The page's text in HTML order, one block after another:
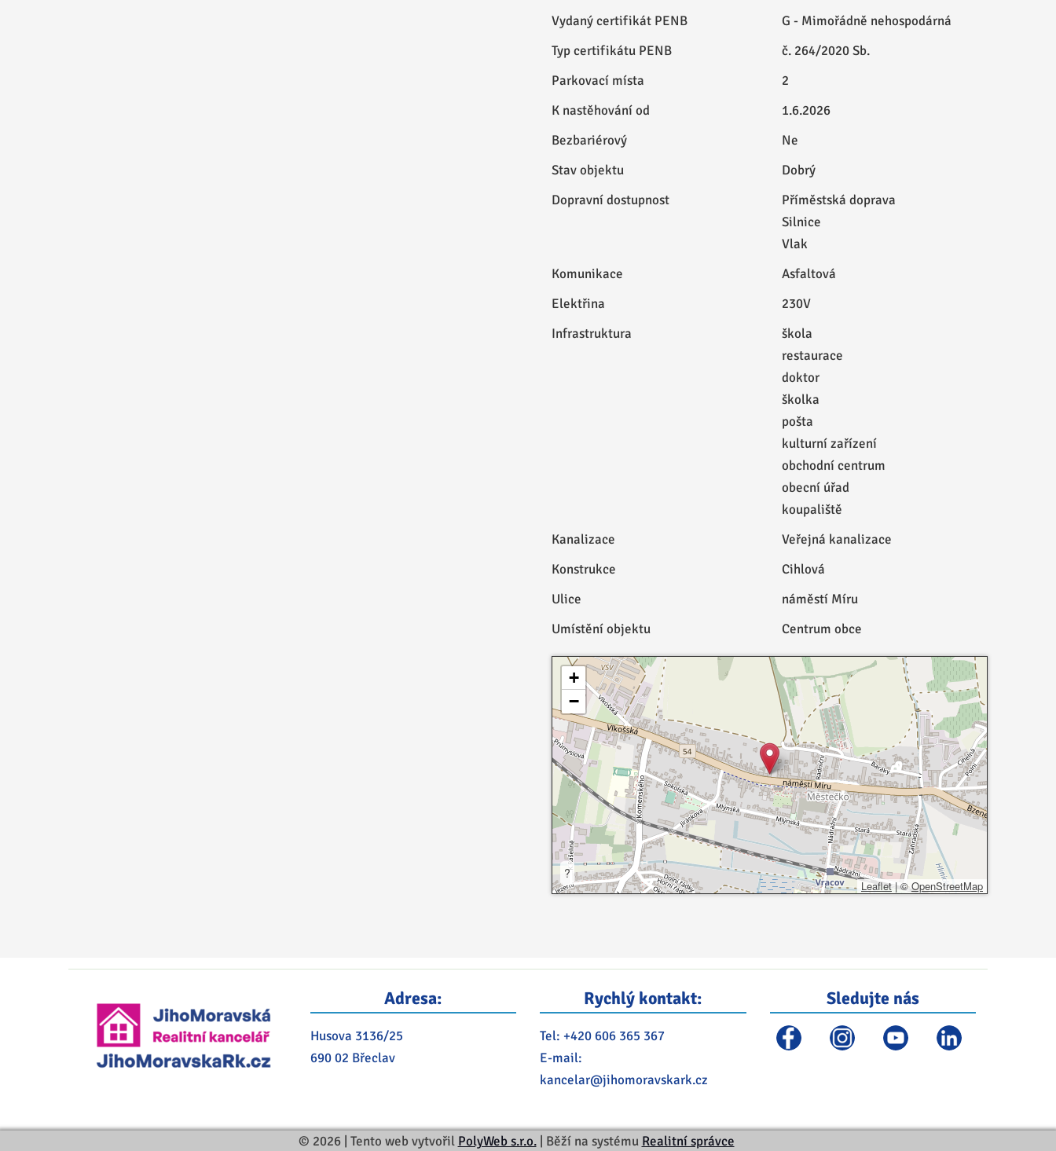
Vydaný certifikát PENB
G - Mimořádně nehospodárná
Typ certifikátu PENB
č. 264/2020 Sb.
Parkovací místa
2
K nastěhování od
1.6.2026
Bezbariérový
Ne
Stav objektu
Dobrý
Dopravní dostupnost
Příměstská doprava
Silnice
Vlak
Komunikace
Asfaltová
Elektřina
230V
Infrastruktura
škola
restaurace
doktor
školka
pošta
kulturní zařízení
obchodní centrum
obecní úřad
koupaliště
Kanalizace
Veřejná kanalizace
Konstrukce
Cihlová
Ulice
náměstí Míru
Umístění objektu
Centrum obce
+
−
?
Leaflet |©OpenStreetMap
Adresa:
Husova 3136/25
690 02 Břeclav
Rychlý kontakt:
Tel: +420 606 365 367
E-mail:
kancelar@jihomoravskark.cz
Sledujte nás
© 2026 | Tento web vytvořil PolyWeb s.r.o.| Běží na systému Realitní správce